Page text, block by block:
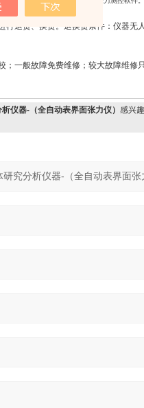
退货、换货。退换货条件：仪器无
一般故障免费维修；较大故障维修
仪器-（全自动表界面张力仪） 感兴